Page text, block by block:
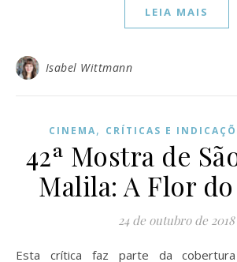
LEIA MAIS
Isabel Wittmann
CINEMA, CRÍTICAS E
42ª Mostra de
Malila: A Flor
24 de outubro de 2018
Esta crítica faz parte da cobertura da 42ª Mostra